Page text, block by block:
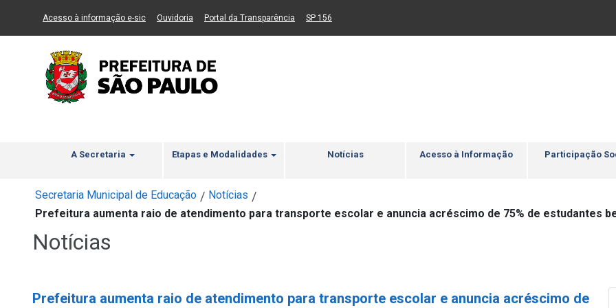
Ir ao Conteúdo Ir para menu principal 2 Ir para busca Ir para rodapé
Acesso à informação e-sic(Link para um novo sítio)
Ouvidoria (Link para um novo sítio)
Portal da Transparência (Link para um novo sítio)
SP 156
A Secretaria Etapas e Modalidades Notícias Acesso à Informação Participação
Secretaria Municipal de Educação / Notícias /
Prefeitura aumenta raio de atendimento para transporte escolar e anuncia acréscimo de 75% de estudantes
Notícias
Prefeitura aumenta raio de atendimento para transporte escolar e anuncia acréscimo de